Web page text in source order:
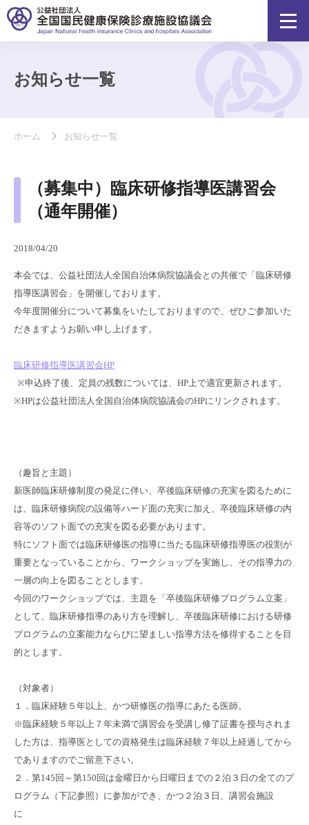
お知らせ一覧
ホーム お知らせ一覧
（募集中）臨床研修指導医講習会
（通年開催）
2018/04/20
本会では、公益社団法人全国自治体病院協議会との共催で「臨床研修
指導医講習会」を開催しております。
今年度開催分について募集をいたしておりますので、ぜひご参加いた
だきますようお願い申し上げます。
臨床研修指導医講習会HP
※申込終了後、定員の残数については、HP上で適宜更新されます。
※HPは公益社団法人全国自治体病院協議会のHPにリンクされます。
（趣旨と主題）
新医師臨床研修制度の発足に伴い、卒後臨床研修の充実を図るために
は、臨床研修病院の設備等ハード面の充実に加え、卒後臨床研修の内
容等のソフト面での充実を図る必要があります。
特にソフト面では臨床研修医の指導に当たる臨床研修指導医の役割が
重要となっていることから、ワークショップを実施し、その指導力の
一層の向上を図ることとします。
今回のワークショップでは、主題を「卒後臨床研修プログラム立案」
として、臨床研修指導のあり方を理解し、卒後臨床研修における研修
プログラムの立案能力ならびに望ましい指導方法を修得することを目
的とします。
（対象者）
１．臨床経験５年以上、かつ研修医の指導にあたる医師。
※臨床経験５年以上７年未満で講習会を受講し修了証書を授与されま
した方は、指導医としての資格発生は臨床経験７年以上経過してから
でありますのでご留意下さい。
２．第145回～第150回は金曜日から日曜日までの２泊３日の全てのプ
ログラム（下記参照）に参加ができ、かつ２泊３日、講習会施設
に